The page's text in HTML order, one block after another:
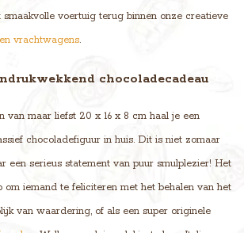
smaakvolle voertuig terug binnen onze creatieve
vrachtwagens.
chocoladecadeau
van maar liefst 20 x 16 x 8 cm haal je een
chocoladefiguur in huis. Dit is niet zomaar
een serieus statement van puur smulplezier! Het
om iemand te feliciteren met het behalen van het
van waardering, of als een super originele